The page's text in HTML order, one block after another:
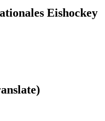
Eishockey